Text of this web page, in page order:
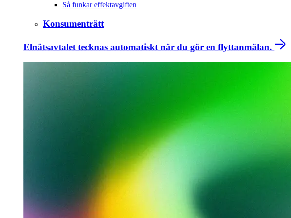
Så funkar effektavgiften
Konsumenträtt
Elnätsavtalet tecknas automatiskt när du gör en flyttanmälan.